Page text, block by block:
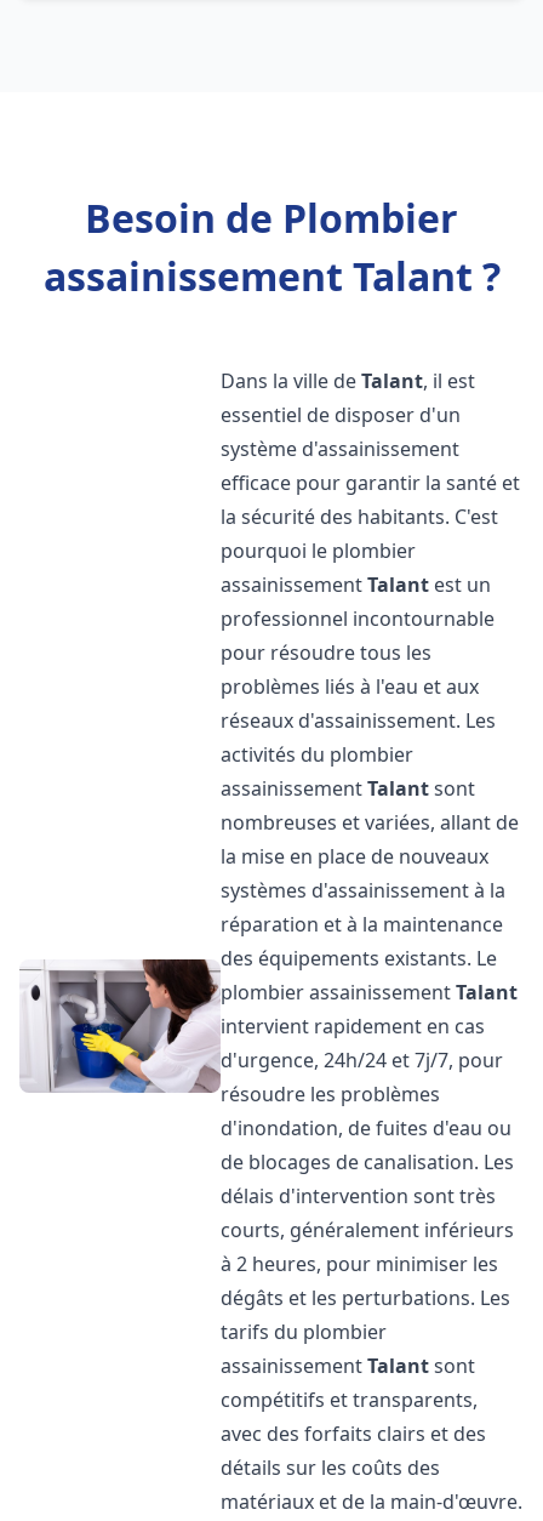
Besoin de Plombier
assainissement Talant ?
Dans la ville deTalant, il est
essentiel de disposer d'un
système d'assainissement
efficace pour garantir la santé et
la sécurité des habitants. C'est
pourquoi le plombier
assainissementTalant est un
professionnel incontournable
pour résoudre tous les
problèmes liés à l'eau et aux
réseaux d'assainissement. Les
activités du plombier
assainissementTalantsont
nombreuses et variées, allant de
la mise en place de nouveaux
systèmes d'assainissement à la
réparation et à la maintenance
des équipements existants. Le
plombier assainissementTalant
intervient rapidement en cas
d'urgence, 24h/24 et 7j/7, pour
résoudre les problèmes
d'inondation, de fuites d'eau ou
de blocages de canalisation. Les
délais d'intervention sont très
courts, généralement inférieurs
à 2 heures, pour minimiser les
dégâts et les perturbations. Les
tarifs du plombier
assainissementTalantsont
compétitifs et transparents,
avec des forfaits clairs et des
détails sur les coûts des
matériaux et de la main-d'œuvre.